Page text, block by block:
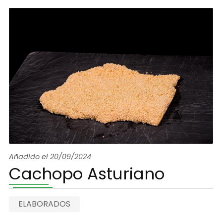
Cachopo Asturiano
ELABORADOS
Añadido el 20/09/2024